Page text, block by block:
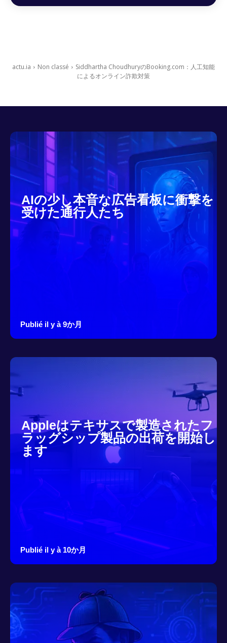
actu.ia Non classé
Siddhartha ChoudhuryのBooking.com：人工知能
によるオンライン詐欺対策
AIの少し本音な広告看板に衝撃を
受けた通行人たち
Publié il y à 9か月
Appleはテキサスで製造されたフ
ラッグシップ製品の出荷を開始し
ます
Publié il y à 10か月